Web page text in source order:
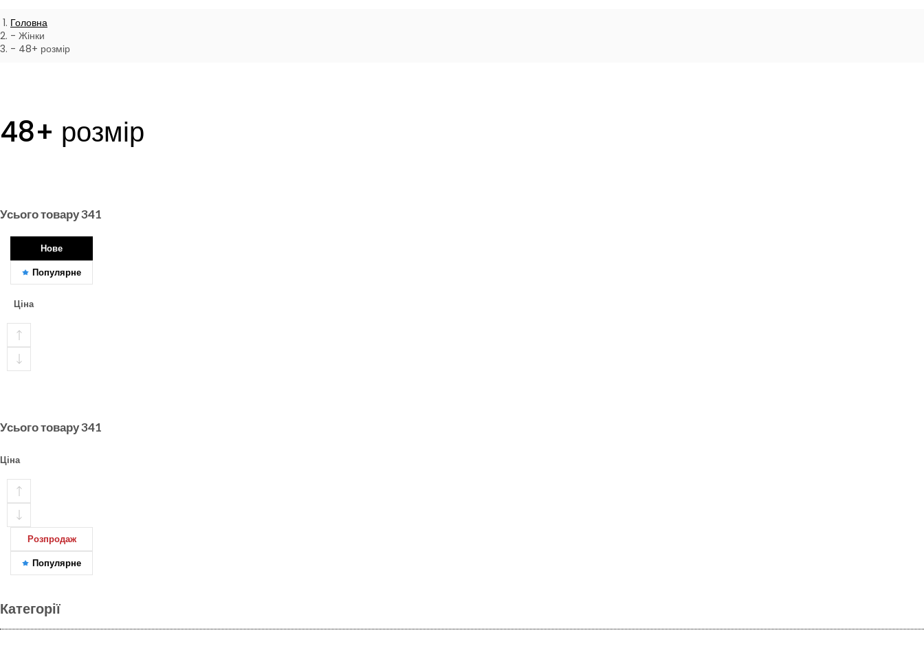
Головна
Жінки
48+ розмір
48+ розмір
Усього товару341
Нове
Популярне
Ціна
Усього товару341
Ціна
Розпродаж
Популярне
Категорії